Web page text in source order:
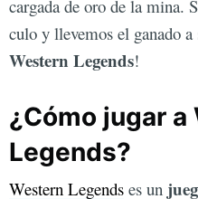
cargada de oro de la mina.
culo y llevemos el ganado
Western Legends!
¿Cómo jugar a
Legends?
Western Legends es un